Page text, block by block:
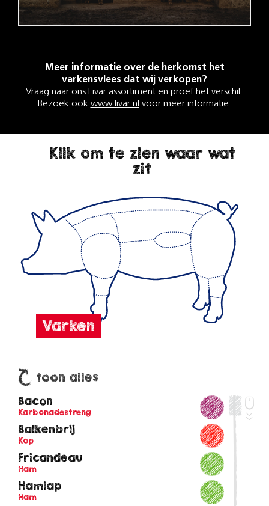
Meer informatie over de herkomst het
varkensvlees dat wij verkopen?
Vraag naar ons Livar assortiment en proef het verschil.
Bezoek ook www.livar.nl voor meer informatie.
Klik om te zien waar wat
zit
toon alles
Bacon
Karbonadestreng
Balkenbrij
Kop
Fricandeau
Ham
Hamlap
Ham